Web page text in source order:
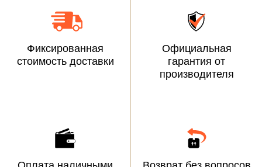
Фиксированная
стоимость доставки
Официальная
гарантия от
производителя